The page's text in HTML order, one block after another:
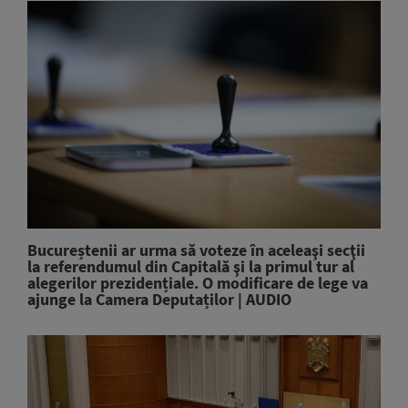
Bucureștenii ar urma să voteze în aceleaşi secţii
la referendumul din Capitală şi la primul tur al
alegerilor prezidențiale. O modificare de lege va
ajunge la Camera Deputaților | AUDIO